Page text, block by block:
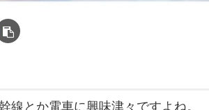
線とか電車に興味津々ですよね。